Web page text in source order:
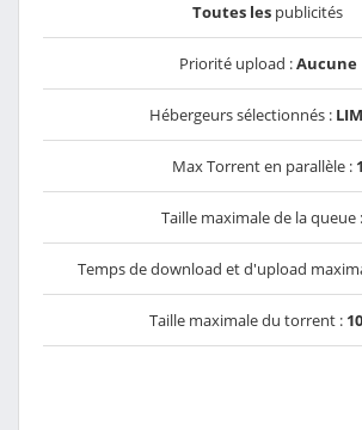
Toutes les publicités
Priorité upload :Aucune
Hébergeurs sélectionnés :
Max Torrent en parallèle : 1
Taille maximale de la queue :
Temps de download et d'upload
Taille maximale du torrent :